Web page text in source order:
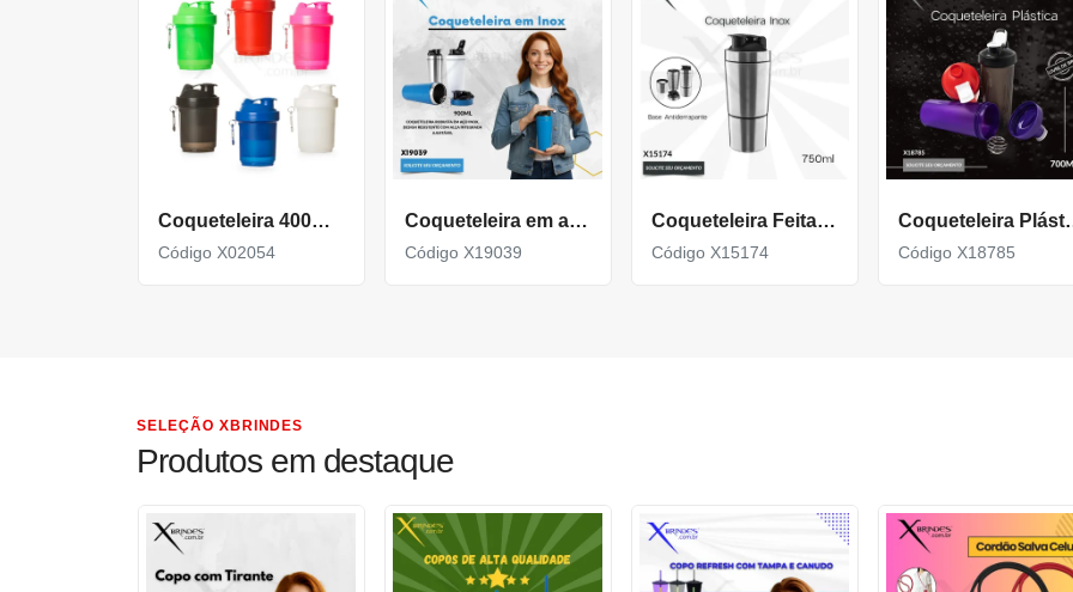
Coqueteleira 400Ml Porta Suplementos
Código X02054
Coqueteleira em aço inox com capacidade para até 900ml X19039
Código X19039
Coqueteleira Feita em Aço Inox com capacidade de 750ml X15174
Código X15174
Coqueteleira
Código X18785
SELEÇÃO XBRINDES
Produtos em destaque